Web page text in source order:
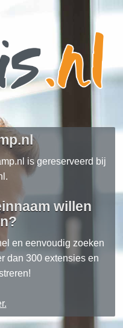
is gereserveerd bij
willen
en eenvoudig zoeken
dan 300 extensies en